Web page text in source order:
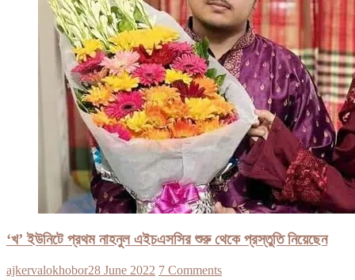
‘খ’ ইউনিটে প্রথম নাহনুল এইচএসসির শুরু থেকে প্রস্তুতি নিয়েছেন
ajkervalokhobor28 June 2022 7 Comments